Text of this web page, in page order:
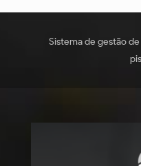
Sistema de gestão